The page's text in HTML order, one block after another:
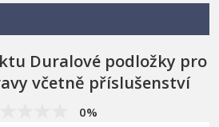
Duralové podložky pro
včetně příslušenství
0%